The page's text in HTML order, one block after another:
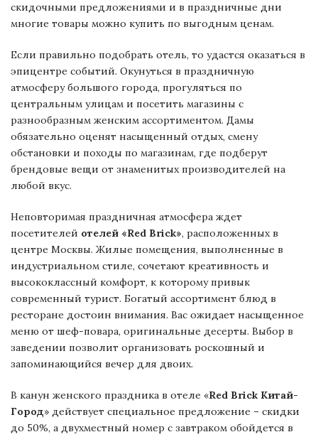
скидочными предложениями и в праздничные дни
многие товары можно купить по выгодным ценам.
Если правильно подобрать отель, то удастся оказаться в
эпицентре событий. Окунуться в праздничную
атмосферу большого города, прогуляться по
центральным улицам и посетить магазины с
разнообразным женским ассортиментом. Дамы
обязательно оценят насыщенный отдых, смену
обстановки и походы по магазинам, где подберут
брендовые вещи от знаменитых производителей на
любой вкус.
Неповторимая праздничная атмосфера ждет
посетителей отелей «Red Brick», расположенных в
центре Москвы. Жилые помещения, выполненные в
индустриальном стиле, сочетают креативность и
высококлассный комфорт, к которому привык
современный турист. Богатый ассортимент блюд в
ресторане достоин внимания. Вас ожидает насыщенное
меню от шеф-повара, оригинальные десерты. Выбор в
заведении позволит организовать роскошный и
запоминающийся вечер для двоих.
В канун женского праздника в отеле «Red Brick Китай-
Город» действует специальное предложение – скидки
до 50%, а двухместный номер с завтраком обойдется в